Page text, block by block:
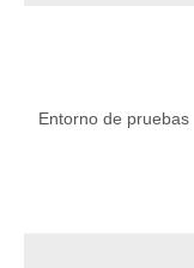
Entorno de pruebas